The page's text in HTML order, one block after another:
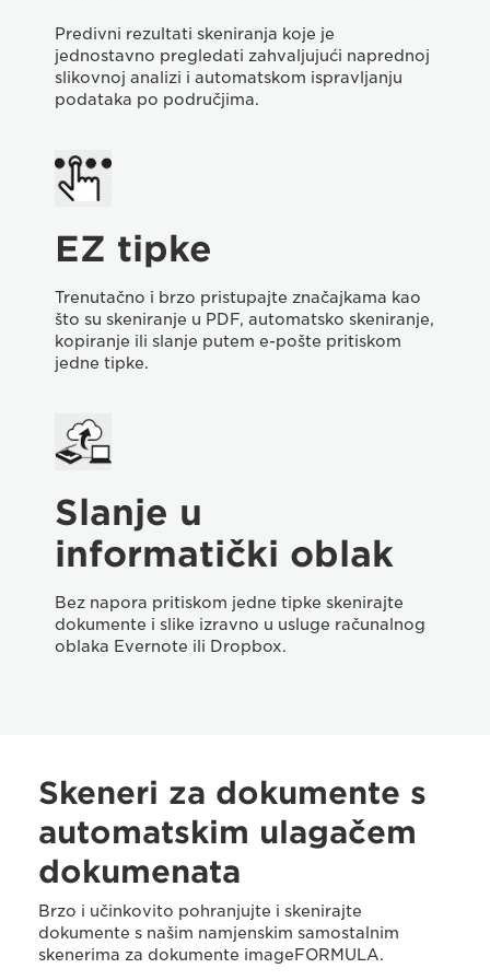
Predivni rezultati skeniranja koje je
jednostavno pregledati zahvaljujući naprednoj
slikovnoj analizi i automatskom ispravljanju
podataka po područjima.
EZ tipke
Trenutačno i brzo pristupajte značajkama kao
što su skeniranje u PDF, automatsko skeniranje,
kopiranje ili slanje putem e-pošte pritiskom
jedne tipke.
Slanje u
informatički oblak
Bez napora pritiskom jedne tipke skenirajte
dokumente i slike izravno u usluge računalnog
oblaka Evernote ili Dropbox.
Skeneri za dokumente s
automatskim ulagačem
dokumenata
Brzo i učinkovito pohranjujte i skenirajte
dokumente s našim namjenskim samostalnim
skenerima za dokumente imageFORMULA.